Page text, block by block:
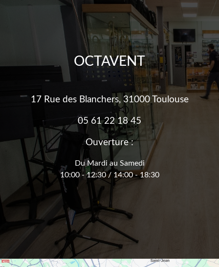
OCTAVENT
17 Rue des Blanchers, 31000 Toulouse
05 61 22 18 45
Ouverture :
Du Mardi au Samedi
10:00 - 12:30 / 14:00 - 18:30